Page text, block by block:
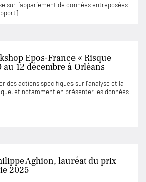
sur l’appariement de données entreposées
Epos-France « Risque
12 décembre à Orléans
des actions spécifiques sur l’analyse et la
et notamment en présenter les données
Aghion, lauréat du prix
2025